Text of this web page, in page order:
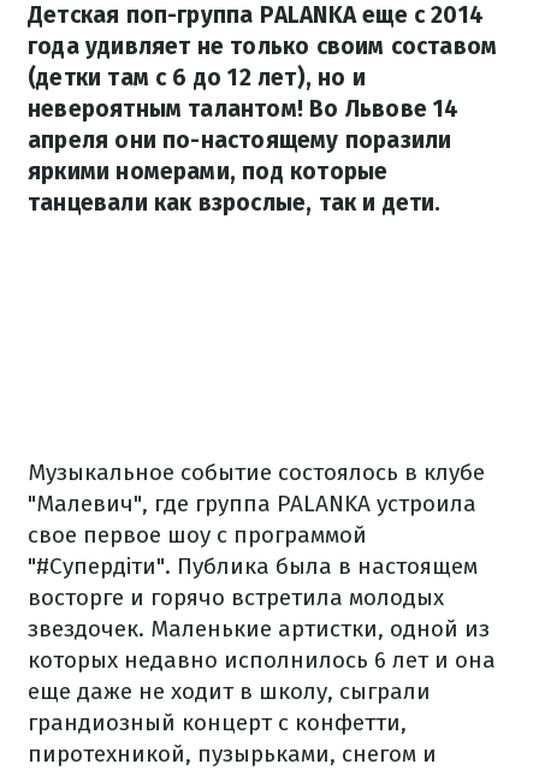
Детская поп-группа PALANKA еще с 2014
года удивляет не только своим составом
(детки там с 6 до 12 лет), но и
невероятным талантом! Во Львове 14
апреля они по-настоящему поразили
яркими номерами, под которые
танцевали как взрослые, так и дети.
Музыкальное событие состоялось в клубе
"Малевич", где группа PALANKA устроила
свое первое шоу с программой
"#Супердіти". Публика была в настоящем
восторге и горячо встретила молодых
звездочек. Маленькие артистки, одной из
которых недавно исполнилось 6 лет и она
еще даже не ходит в школу, сыграли
грандиозный концерт с конфетти,
пиротехникой, пузырьками, снегом и